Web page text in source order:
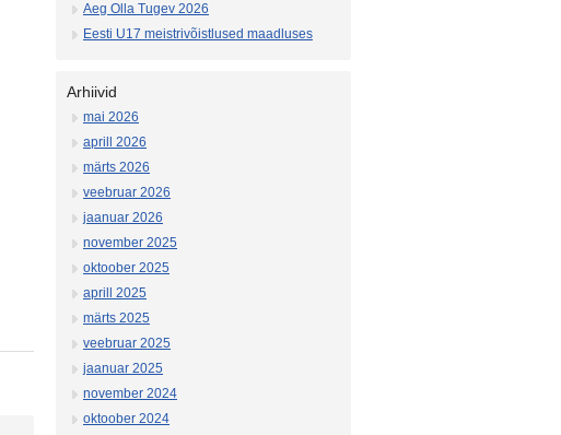
Aeg Olla Tugev 2026
Eesti U17 meistrivõistlused maadluses
Arhiivid
mai 2026
aprill 2026
märts 2026
veebruar 2026
jaanuar 2026
november 2025
oktoober 2025
aprill 2025
märts 2025
veebruar 2025
jaanuar 2025
november 2024
oktoober 2024